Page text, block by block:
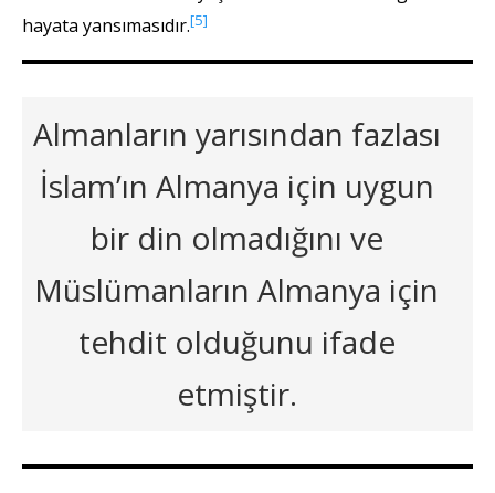
hayata yansımasıdır.[5]
Almanların yarısından fazlası
İslam’ın Almanya için uygun
bir din olmadığını ve
Müslümanların Almanya için
tehdit olduğunu ifade
etmiştir.